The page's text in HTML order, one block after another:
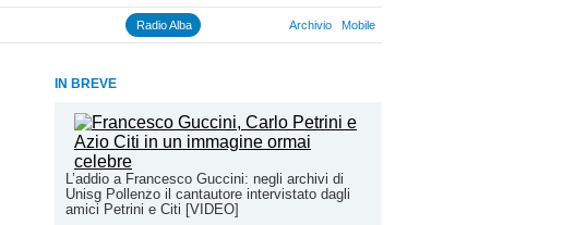
Radio Alba Archivio Mobile
IN BREVE
L’addio a Francesco Guccini: negli archivi di
Unisg Pollenzo il cantautore intervistato dagli
amici Petrini e Citi [VIDEO]